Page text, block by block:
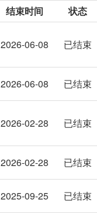
结束时间
状态
2026-06-08 已结束
2026-06-08 已结束
2026-02-28 已结束
2026-02-28 已结束
2025-09-25 已结束